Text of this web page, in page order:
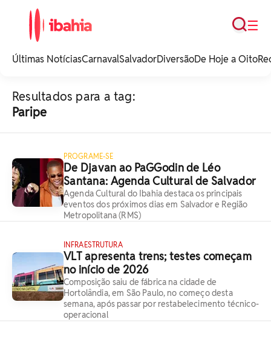
noticias e
☰
Busca
Últimas NotíciasCarnavalSalvadorDiversãoDe Hoje a Oito
Resultados para a tag:
Paripe
PROGRAME-SE
De Djavan ao PaGGodin de Léo
Santana: Agenda Cultural de Salvador
Agenda Cultural do Ibahia destaca os principais
eventos dos próximos dias em Salvador e Região
Metropolitana (RMS)
INFRAESTRUTURA
VLT apresenta trens; testes começam
no início de 2026
Composição saiu de fábrica na cidade de
Hortolândia, em São Paulo, no começo desta
semana, após passar por restabelecimento técnico-
operacional